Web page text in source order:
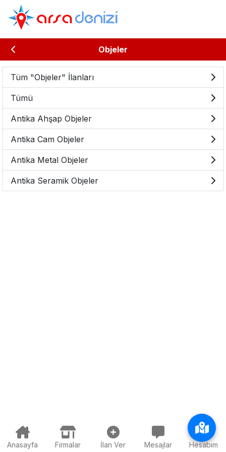
Objeler
Tüm "Objeler" İlanları
Tümü
Antika Ahşap Objeler
Antika Cam Objeler
Antika Metal Objeler
Antika Seramik Objeler
Anasayfa Firmalar İlan Ver Mesajlar Hesabım